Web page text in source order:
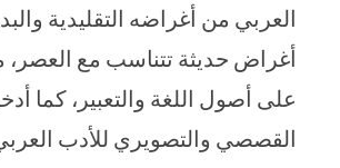
العربي من أغراضه التقليدية
أغراض حديثة تتناسب مع العصر،
على أصول اللغة والتعبير، كما
القصصي والتصويري للأدب